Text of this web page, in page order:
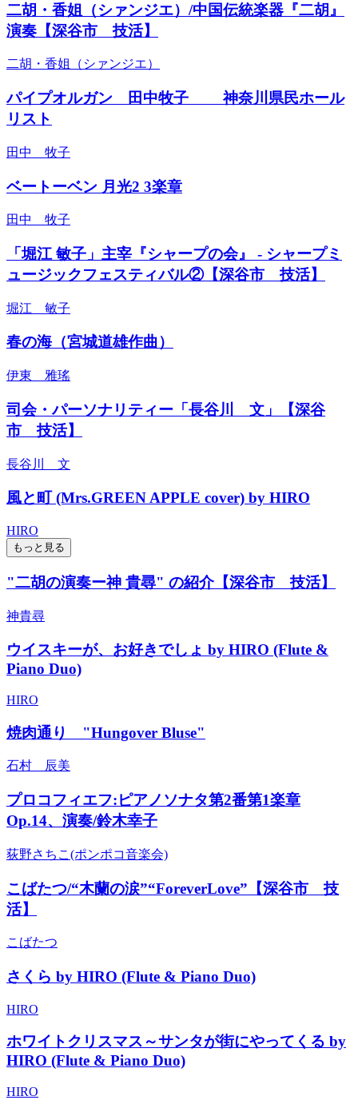
二胡・香姐（シァンジエ）/中国伝統楽器『二胡』
演奏【深谷市 技活】
二胡・香姐（シァンジエ）
パイプオルガン 田中牧子 神奈川県民ホール
リスト
田中 牧子
ベートーベン 月光2 3楽章
田中 牧子
「堀江 敏子」主宰『シャープの会』 - シャープミ
ュージックフェスティバル②【深谷市 技活】
堀江 敏子
春の海（宮城道雄作曲）
伊東 雅瑤
司会・パーソナリティー「長谷川 文」【深谷
市 技活】
長谷川 文
風と町 (Mrs.GREEN APPLE cover) by HIRO
HIRO
もっと見る
"二胡の演奏ー神 貴尋" の紹介【深谷市 技活】
神貴尋
ウイスキーが、お好きでしょ by HIRO (Flute &
Piano Duo)
HIRO
焼肉通り "Hungover Bluse"
石村 辰美
プロコフィエフ:ピアノソナタ第2番第1楽章
Op.14、演奏/鈴木幸子
荻野さちこ(ポンポコ音楽会)
こばたつ/“木蘭の涙”“ForeverLove”【深谷市 技
活】
こばたつ
さくら by HIRO (Flute & Piano Duo)
HIRO
ホワイトクリスマス～サンタが街にやってくる by
HIRO (Flute & Piano Duo)
HIRO